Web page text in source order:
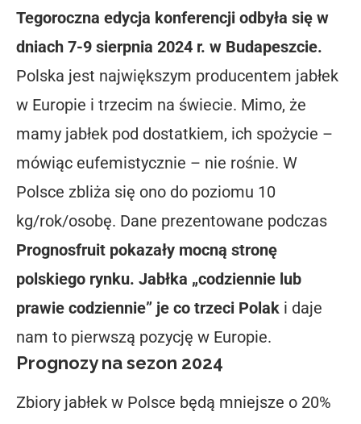
Tegoroczna edycja konferencji odbyła się w
dniach 7-9 sierpnia 2024 r. w Budapeszcie.
Polska jest największym producentem jabłek
w Europie i trzecim na świecie. Mimo, że
mamy jabłek pod dostatkiem, ich spożycie –
mówiąc eufemistycznie – nie rośnie. W
Polsce zbliża się ono do poziomu 10
kg/rok/osobę. Dane prezentowane podczas
Prognosfruit pokazały mocną stronę
polskiego rynku. Jabłka „codziennie lub
prawie codziennie” je co trzeci Polak i daje
nam to pierwszą pozycję w Europie.
Prognozy na sezon 2024
Zbiory jabłek w Polsce będą mniejsze o 20%